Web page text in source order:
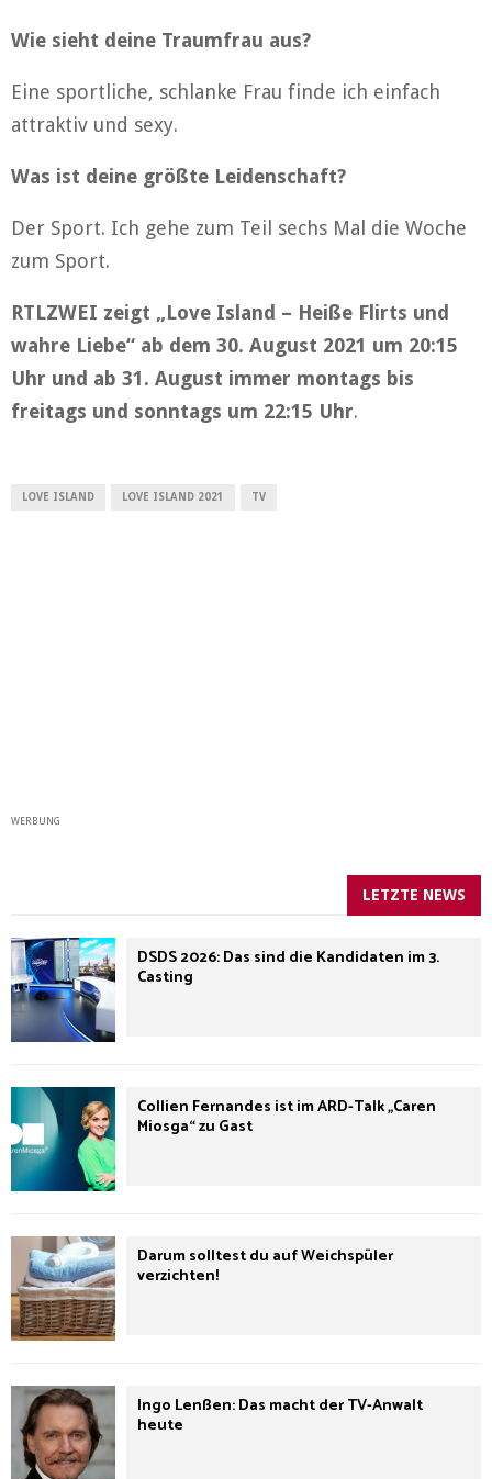
Wie sieht deine Traumfrau aus?
Eine sportliche, schlanke Frau finde ich einfach
attraktiv und sexy.
Was ist deine größte Leidenschaft?
Der Sport. Ich gehe zum Teil sechs Mal die Woche
zum Sport.
RTLZWEI zeigt „Love Island – Heiße Flirts und
wahre Liebe“ ab dem 30. August 2021 um 20:15
Uhr und ab 31. August immer montags bis
freitags und sonntags um 22:15 Uhr.
LOVE ISLAND LOVE ISLAND 2021 TV
WERBUNG
LETZTE NEWS
DSDS 2026: Das sind die Kandidaten im 3.
Casting
Collien Fernandes ist im ARD-Talk „Caren
Miosga“ zu Gast
Darum solltest du auf Weichspüler
verzichten!
Ingo Lenßen: Das macht der TV-Anwalt
heute